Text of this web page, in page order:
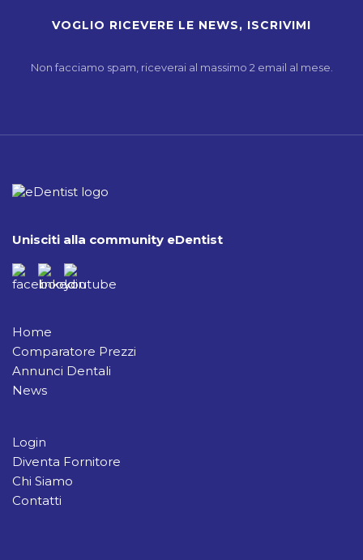
Non facciamo spam, riceverai al massimo 2 email al mese.
Unisciti alla community eDentist
Home
Comparatore Prezzi
Annunci Dentali
News
Login
Diventa Fornitore
Chi Siamo
Contatti